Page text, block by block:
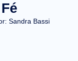
Sandra Bassi